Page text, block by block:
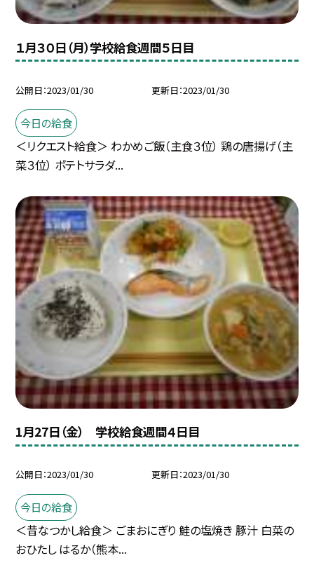
１月３０日（月）学校給食週間５日目
公開日 2023/01/30 更新日 2023/01/30
今日の給食
＜リクエスト給食＞ わかめご飯（主食３位） 鶏の唐揚げ（主
菜３位） ポテトサラダ...
1月27日（金） 学校給食週間４日目
公開日 2023/01/30 更新日 2023/01/30
今日の給食
＜昔なつかし給食＞ ごまおにぎり 鮭の塩焼き 豚汁 白菜の
おひたし はるか（熊本...